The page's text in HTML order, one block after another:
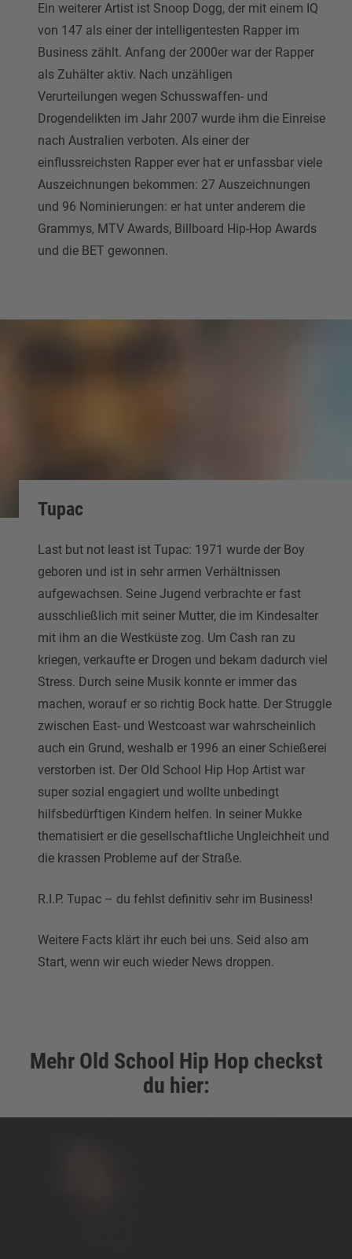
Ein weiterer Artist ist Snoop Dogg, der mit einem IQ
von 147 als einer der intelligentesten Rapper im
Business zählt. Anfang der 2000er war der Rapper
als Zuhälter aktiv. Nach unzähligen
Verurteilungen wegen Schusswaffen- und
Drogendelikten im Jahr 2007 wurde ihm die Einreise
nach Australien verboten. Als einer der
einflussreichsten Rapper ever hat er unfassbar viele
Auszeichnungen bekommen: 27 Auszeichnungen
und 96 Nominierungen: er hat unter anderem die
Grammys, MTV Awards, Billboard Hip-Hop Awards
und die BET gewonnen.
Tupac
Last but not least ist Tupac: 1971 wurde der Boy
geboren und ist in sehr armen Verhältnissen
aufgewachsen. Seine Jugend verbrachte er fast
ausschließlich mit seiner Mutter, die im Kindesalter
mit ihm an die Westküste zog. Um Cash ran zu
kriegen, verkaufte er Drogen und bekam dadurch viel
Stress. Durch seine Musik konnte er immer das
machen, worauf er so richtig Bock hatte. Der Struggle
zwischen East- und Westcoast war wahrscheinlich
auch ein Grund, weshalb er 1996 an einer Schießerei
verstorben ist. Der Old School Hip Hop Artist war
super sozial engagiert und wollte unbedingt
hilfsbedürftigen Kindern helfen. In seiner Mukke
thematisiert er die gesellschaftliche Ungleichheit und
die krassen Probleme auf der Straße.
R.I.P. Tupac – du fehlst definitiv sehr im Business!
Weitere Facts klärt ihr euch bei uns. Seid also am
Start, wenn wir euch wieder News droppen.
Mehr Old School Hip Hop checkst
du hier: